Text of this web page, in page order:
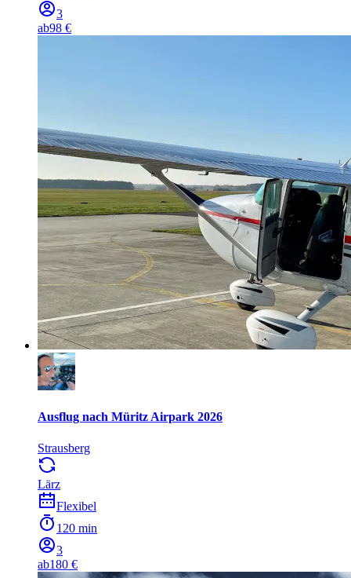
3
ab98 €
Ausflug nach Müritz Airpark 2026
Strausberg
Lärz
Flexibel
120 min
3
ab180 €